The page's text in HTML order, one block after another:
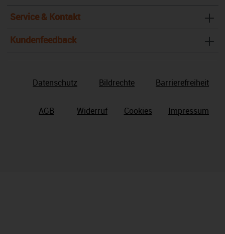
Service & Kontakt
Kundenfeedback
Datenschutz Bildrechte Barrierefreiheit
AGB Widerruf Cookies Impressum